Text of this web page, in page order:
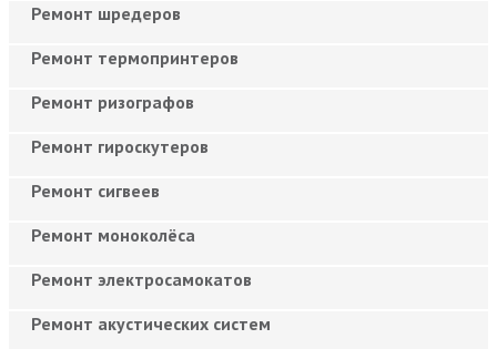
Ремонт шредеров
Ремонт термопринтеров
Ремонт ризографов
Ремонт гироскутеров
Ремонт сигвеев
Ремонт моноколёса
Ремонт электросамокатов
Ремонт акустических систем